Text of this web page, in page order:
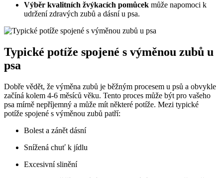
Výběr kvalitních žvýkacích pomůcek může napomoci k
udržení zdravých zubů a dásní u psa.
Typické potíže spojené s výměnou zubů u
psa
Dobře vědět, že výměna zubů je běžným procesem u psů a obvykle
začíná kolem 4-6 měsíců věku. Tento proces může být pro vašeho
psa mírně nepříjemný a může mít některé potíže. Mezi typické
potíže spojené s výměnou zubů patří:
Bolest a zánět dásní
Snížená chuť k jídlu
Excesivní slinění